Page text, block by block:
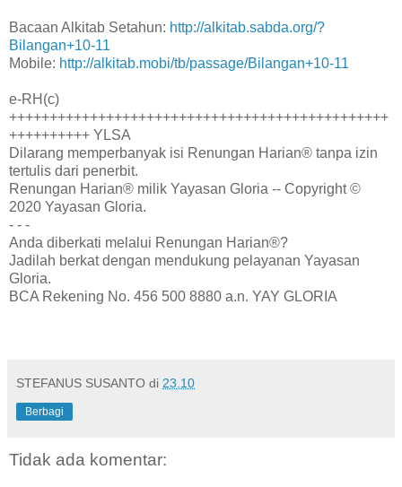
Bacaan Alkitab Setahun: http://alkitab.sabda.org/?
Bilangan+10-11
Mobile: http://alkitab.mobi/tb/passage/Bilangan+10-11
e-RH(c)
+++++++++++++++++++++++++++++++++++++++++++++++
++++++++++ YLSA
Dilarang memperbanyak isi Renungan Harian® tanpa izin
tertulis dari penerbit.
Renungan Harian® milik Yayasan Gloria -- Copyright ©
2020 Yayasan Gloria.
- - -
Anda diberkati melalui Renungan Harian®?
Jadilah berkat dengan mendukung pelayanan Yayasan
Gloria.
BCA Rekening No. 456 500 8880 a.n. YAY GLORIA
STEFANUS SUSANTO di 23.10
Berbagi
Tidak ada komentar: